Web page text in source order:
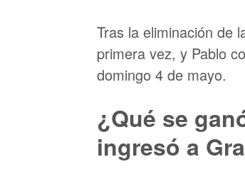
Tras la eliminación de
primera vez, y Pablo
domingo 4 de mayo.
¿Qué se
ingresó a